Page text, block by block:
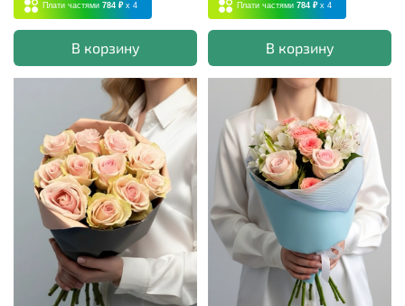
Плати частями 784 ₽ x 4
В корзину
Плати частями 784 ₽ x 4
В корзину